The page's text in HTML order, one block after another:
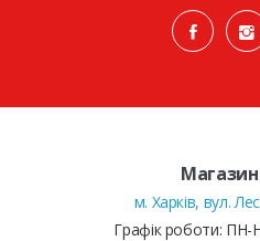
Магазин
м. Харків, вул.
Графік роботи: ПН-